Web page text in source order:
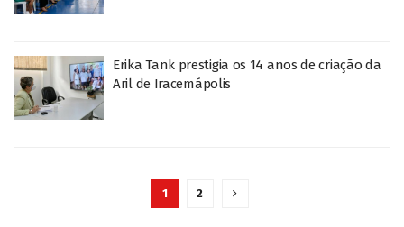
Erika Tank prestigia os 14 anos de criação da
Aril de Iracemápolis
1 2